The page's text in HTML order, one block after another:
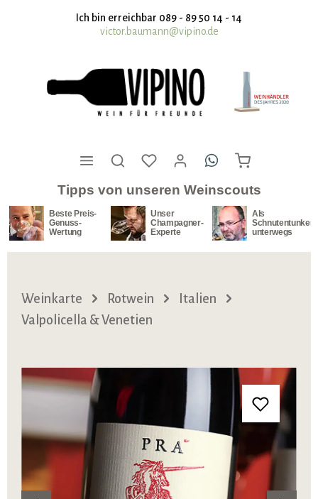
springenIch bin erreichbar 089 - 89 50 14 - 14
victor.baumann@vipino.de
Tipps von unseren Weinscouts
Beste Preis-
Genuss-
Wertung
Unser
Champagner-
Experte
Als
Schnutentunker
unterwegs
Weinkarte Rotwein
Italien
Valpolicella & Venetien
Bildergalerie überspringen